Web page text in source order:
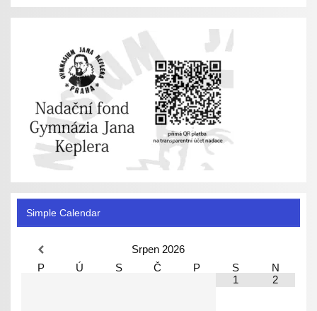
Simple Calendar
Srpen 2026
P
Ú S Č P S
N
1
2